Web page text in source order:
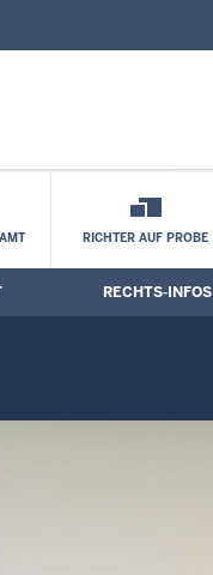
RICHTER AUF PROBE
RECHTS-INFOS